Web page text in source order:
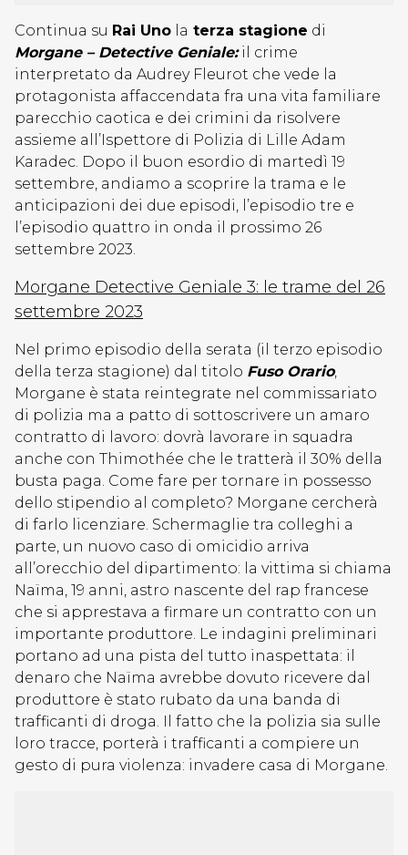
Continua su Rai Uno la terza stagione di
Morgane – Detective Geniale:il crime
interpretato da Audrey Fleurot che vede la
protagonista affaccendata fra una vita familiare
parecchio caotica e dei crimini da risolvere
assieme all’Ispettore di Polizia di Lille Adam
Karadec. Dopo il buon esordio di martedì 19
settembre, andiamo a scoprire la trama e le
anticipazioni dei due episodi, l’episodio tre e
l’episodio quattro in onda il prossimo 26
settembre 2023.
Morgane Detective Geniale 3: le trame del 26
settembre 2023
Nel primo episodio della serata (il terzo episodio
della terza stagione) dal titolo Fuso Orario,
Morgane è stata reintegrate nel commissariato
di polizia ma a patto di sottoscrivere un amaro
contratto di lavoro: dovrà lavorare in squadra
anche con Thimothée che le tratterà il 30% della
busta paga. Come fare per tornare in possesso
dello stipendio al completo? Morgane cercherà
di farlo licenziare. Schermaglie tra colleghi a
parte, un nuovo caso di omicidio arriva
all’orecchio del dipartimento: la vittima si chiama
Naïma, 19 anni, astro nascente del rap francese
che si apprestava a firmare un contratto con un
importante produttore. Le indagini preliminari
portano ad una pista del tutto inaspettata: il
denaro che Naïma avrebbe dovuto ricevere dal
produttore è stato rubato da una banda di
trafficanti di droga. Il fatto che la polizia sia sulle
loro tracce, porterà i trafficanti a compiere un
gesto di pura violenza: invadere casa di Morgane.